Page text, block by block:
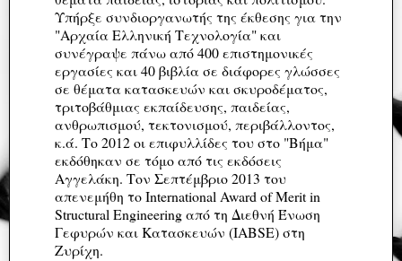
Υπήρξε συνδιοργανωτής της έκθεσης για την
"Αρχαία Ελληνική Τεχνολογία" και
συνέγραψε πάνω από 400 επιστημονικές
εργασίες και 40 βιβλία σε διάφορες γλώσσες
σε θέματα κατασκευών και σκυροδέματος,
τριτοβάθμιας εκπαίδευσης, παιδείας,
ανθρωπισμού, τεκτονισμού, περιβάλλοντος,
κ.ά. Το 2012 οι επιφυλλίδες του στο "Βήμα"
εκδόθηκαν σε τόμο από τις εκδόσεις
Αγγελάκη. Τον Σεπτέμβριο 2013 του
απενεμήθη το International Award of Merit in
Structural Engineering από τη Διεθνή Ένωση
Γεφυρών και Κατασκευών (IABSE) στη
Ζυρίχη.